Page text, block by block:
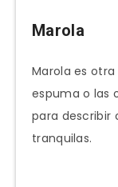
Marola
Marola es
espuma o las
para describir
tranquilas.